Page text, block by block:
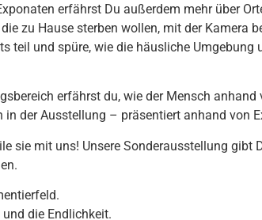
erfährst Du außerdem mehr über
zu Hause sterben wollen, mit der Kamera
teil und spüre, wie die häusliche
erfährst du, wie der Mensch
in der Ausstellung – präsentiert anhand von
sie mit uns! Unsere Sonderausstellung
die Endlichkeit.